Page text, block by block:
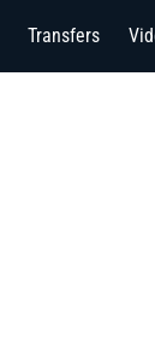
Transfers